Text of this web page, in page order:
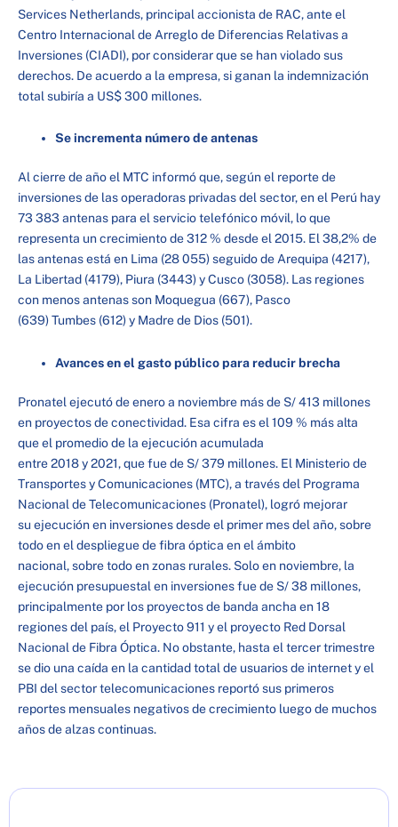
Services Netherlands, principal accionista de RAC, ante el
Centro Internacional de Arreglo de Diferencias Relativas a
Inversiones (CIADI), por considerar que se han violado sus
derechos. De acuerdo a la empresa, si ganan la indemnización
total subiría a US$ 300 millones.
Se incrementa número de antenas
Al cierre de año el MTC informó que, según el reporte de
inversiones de las operadoras privadas del sector, en el Perú hay
73 383 antenas para el servicio telefónico móvil, lo que
representa un crecimiento de 312 % desde el 2015. El 38,2% de
las antenas está en Lima (28 055) seguido de Arequipa (4217),
La Libertad (4179), Piura (3443) y Cusco (3058). Las regiones
con menos antenas son Moquegua (667), Pasco
(639) Tumbes (612) y Madre de Dios (501).
Avances en el gasto público para reducir brecha
Pronatel ejecutó de enero a noviembre más de S/ 413 millones
en proyectos de conectividad. Esa cifra es el 109 % más alta
que el promedio de la ejecución acumulada
entre 2018 y 2021, que fue de S/ 379 millones. El Ministerio de
Transportes y Comunicaciones (MTC), a través del Programa
Nacional de Telecomunicaciones (Pronatel), logró mejorar
su ejecución en inversiones desde el primer mes del año, sobre
todo en el despliegue de fibra óptica en el ámbito
nacional, sobre todo en zonas rurales. Solo en noviembre, la
ejecución presupuestal en inversiones fue de S/ 38 millones,
principalmente por los proyectos de banda ancha en 18
regiones del país, el Proyecto 911 y el proyecto Red Dorsal
Nacional de Fibra Óptica. No obstante, hasta el tercer trimestre
se dio una caída en la cantidad total de usuarios de internet y el
PBI del sector telecomunicaciones reportó sus primeros
reportes mensuales negativos de crecimiento luego de muchos
años de alzas continuas.